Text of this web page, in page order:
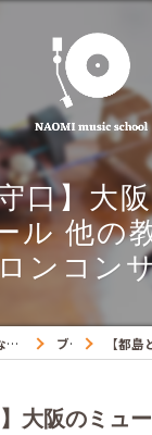
口】大
ル 他の
ンコン
都島で音楽教室ならNAOMIミュージックスクール ブログ 【都島と守口】
】大阪のミュ